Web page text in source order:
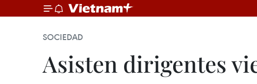
SOCIEDAD
Asisten dirigentes